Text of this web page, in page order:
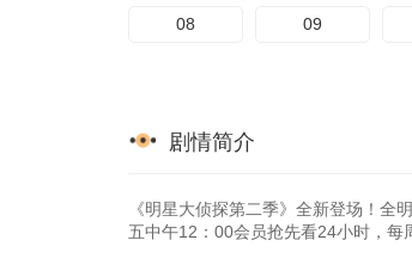
08 09
剧情简介
《明星大侦探第二季》全新登场！
五中午12：00会员抢先看24小时，每